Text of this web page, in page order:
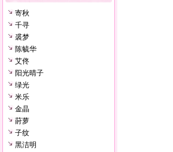
寄秋
千寻
裘梦
陈毓华
艾佟
阳光晴子
绿光
米乐
金晶
莳萝
子纹
黑洁明